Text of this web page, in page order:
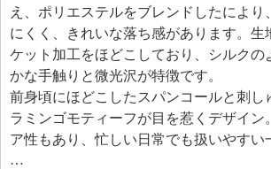
え、ポリエステルをブレンドしたにより
にくく、きれいな落ち感があります。生
ケット加工をほどこしており、シルクの
かな手触りと微光沢が特徴です。
前身頃にほどこしたスパンコールと刺し
ラミンゴモティーフが目を惹くデザイン
ア性もあり、忙しい日常でも扱いやすい
います。